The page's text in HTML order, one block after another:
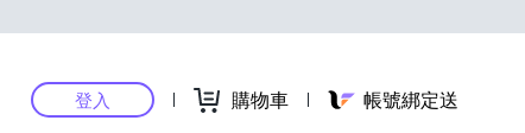
登入 購物車 帳號綁定送